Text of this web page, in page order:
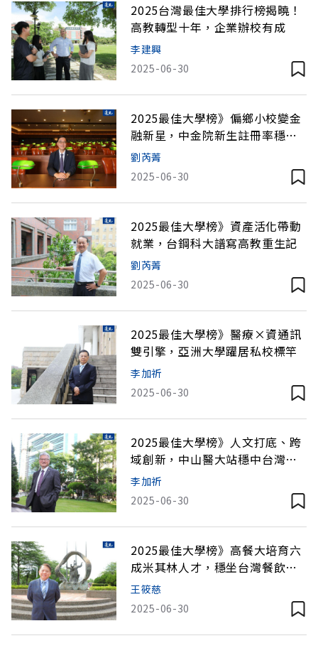
2025台灣最佳大學排行榜揭曉！
高教轉型十年，企業辦校有成
李建興
2025-06-30
2025最佳大學榜》偏鄉小校變金
融新星，中金院新生註冊率穩定
超過九成
劉芮菁
2025-06-30
2025最佳大學榜》資產活化帶動
就業，台鋼科大譜寫高教重生記
劉芮菁
2025-06-30
2025最佳大學榜》醫療×資通訊
雙引擎，亞洲大學躍居私校標竿
李加祈
2025-06-30
2025最佳大學榜》人文打底、跨
域創新，中山醫大站穩中台灣醫
學競技場
李加祈
2025-06-30
2025最佳大學榜》高餐大培育六
成米其林人才，穩坐台灣餐飲孵
化器
王筱慈
2025-06-30